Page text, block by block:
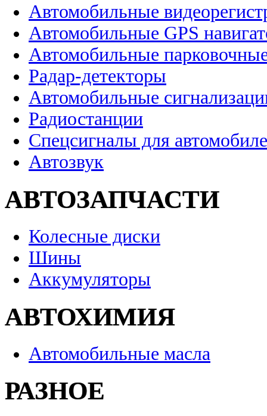
Автомобильные
Автомобильные GPS
Автомобильные
Радар-детекторы
Автомобильные
Радиостанции
Спецсигналы для
Автозвук
АВТОЗАПЧАСТИ
Колесные диски
Шины
Аккумуляторы
АВТОХИМИЯ
Автомобильные масла
РАЗНОЕ